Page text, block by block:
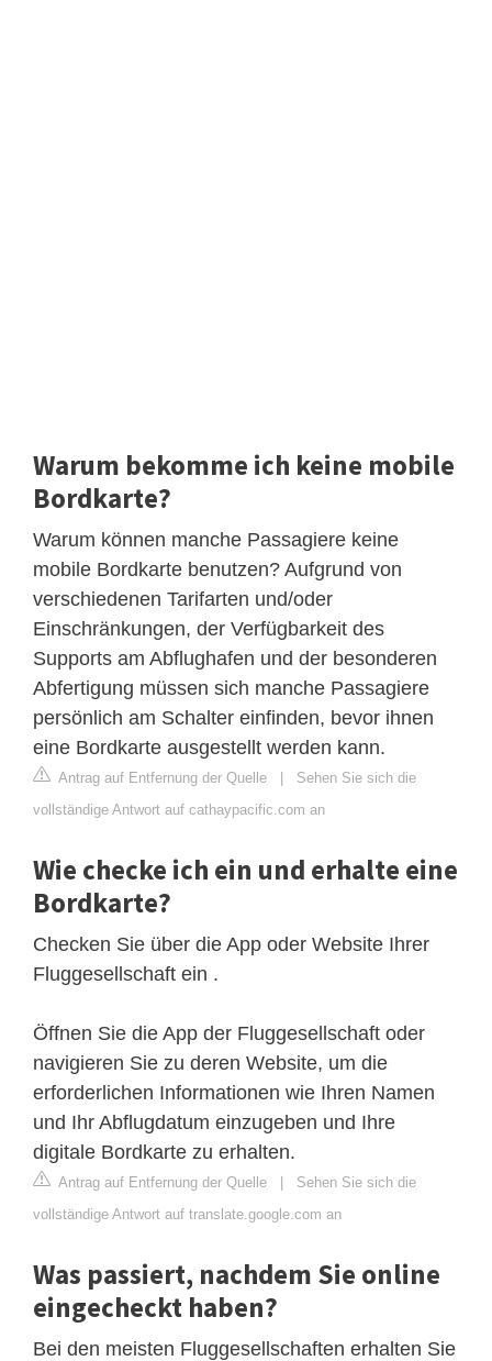
Warum bekomme ich keine mobile
Bordkarte?
Warum können manche Passagiere keine
mobile Bordkarte benutzen? Aufgrund von
verschiedenen Tarifarten und/oder
Einschränkungen, der Verfügbarkeit des
Supports am Abflughafen und der besonderen
Abfertigung müssen sich manche Passagiere
persönlich am Schalter einfinden, bevor ihnen
eine Bordkarte ausgestellt werden kann.
Antrag auf Entfernung der Quelle | Sehen Sie sich die
vollständige Antwort auf cathaypacific.com an
Wie checke ich ein und erhalte eine
Bordkarte?
Checken Sie über die App oder Website Ihrer
Fluggesellschaft ein .
Öffnen Sie die App der Fluggesellschaft oder
navigieren Sie zu deren Website, um die
erforderlichen Informationen wie Ihren Namen
und Ihr Abflugdatum einzugeben und Ihre
digitale Bordkarte zu erhalten.
Antrag auf Entfernung der Quelle | Sehen Sie sich die
vollständige Antwort auf translate.google.com an
Was passiert, nachdem Sie online
eingecheckt haben?
Bei den meisten Fluggesellschaften erhalten Sie